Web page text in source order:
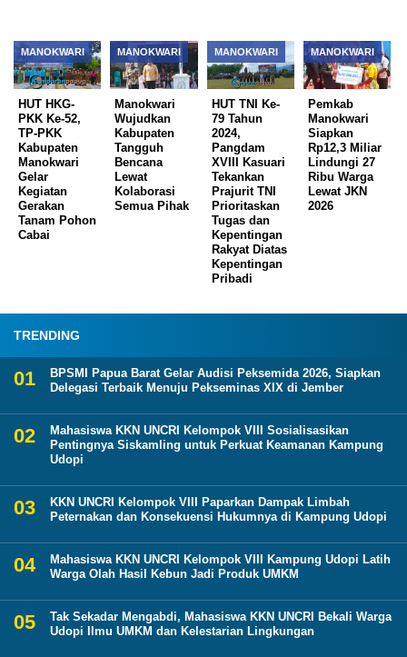
MANOKWARI
HUT HKG-
PKK Ke-52,
TP-PKK
Kabupaten
Manokwari
Gelar
Kegiatan
Gerakan
Tanam Pohon
Cabai
MANOKWARI
Manokwari
Wujudkan
Kabupaten
Tangguh
Bencana
Lewat
Kolaborasi
Semua Pihak
MANOKWARI
HUT TNI Ke-
79 Tahun
2024,
Pangdam
XVIII Kasuari
Tekankan
Prajurit TNI
Prioritaskan
Tugas dan
Kepentingan
Rakyat Diatas
Kepentingan
Pribadi
MANOKWARI
Pemkab
Manokwari
Siapkan
Rp12,3 Miliar
Lindungi 27
Ribu Warga
Lewat JKN
2026
TRENDING
BPSMI Papua Barat Gelar Audisi Peksemida 2026, Siapkan
Delegasi Terbaik Menuju Pekseminas XIX di Jember
Mahasiswa KKN UNCRI Kelompok VIII Sosialisasikan
Pentingnya Siskamling untuk Perkuat Keamanan Kampung
Udopi
KKN UNCRI Kelompok VIII Paparkan Dampak Limbah
Peternakan dan Konsekuensi Hukumnya di Kampung Udopi
Mahasiswa KKN UNCRI Kelompok VIII Kampung Udopi Latih
Warga Olah Hasil Kebun Jadi Produk UMKM
Tak Sekadar Mengabdi, Mahasiswa KKN UNCRI Bekali Warga
Udopi Ilmu UMKM dan Kelestarian Lingkungan